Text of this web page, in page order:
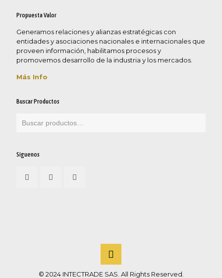
Propuesta Valor
Generamos relaciones y alianzas estratégicas con
entidades y asociaciones nacionales e internacionales que
proveen información, habilitamos procesos y
promovemos desarrollo de la industria y los mercados.
Más Info
Buscar Productos
Síguenos
© 2024 INTECTRADE SAS. All Rights Reserved.